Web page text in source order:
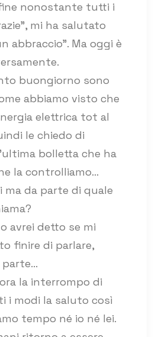
nonostante tutti i
mi ha salutato
abbraccio”. Ma oggi è
buongiorno sono
abbiamo visto che
elettrica tot al
le chiedo di
bolletta che ha
la controlliamo…
ma da parte di quale
avrei detto se mi
finire di parlare,
parte…
la interrompo di
i modi la saluto così
tempo né io né lei.